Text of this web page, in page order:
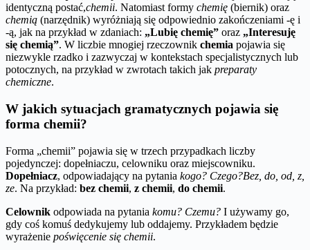
identyczną postać,chemii. Natomiast formy chemię (biernik) oraz
chemią (narzędnik) wyróżniają się odpowiednio zakończeniami -ę i
-ą, jak na przykład w zdaniach: „Lubię chemię” oraz „Interesuję
się chemią”. W liczbie mnogiej rzeczownik chemia pojawia się
niezwykle rzadko i zazwyczaj w kontekstach specjalistycznych lub
potocznych, na przykład w zwrotach takich jak preparaty
chemiczne.
W jakich sytuacjach gramatycznych pojawia się
forma chemii?
Forma „chemii” pojawia się w trzech przypadkach liczby
pojedynczej: dopełniaczu, celowniku oraz miejscowniku.
Dopełniacz, odpowiadający na pytania kogo? Czego?Bez, do, od, z,
ze. Na przykład: bez chemii, z chemii, do chemii.
Celownik odpowiada na pytania komu? Czemu? I używamy go,
gdy coś komuś dedykujemy lub oddajemy. Przykładem będzie
wyrażenie poświęcenie się chemii.